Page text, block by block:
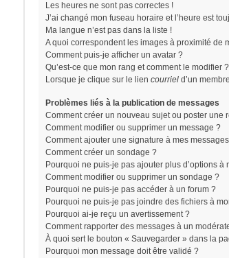
Les heures ne sont pas correctes !
J’ai changé mon fuseau horaire et l’heure est
Ma langue n’est pas dans la liste !
A quoi correspondent les images à proximité de
Comment puis-je afficher un avatar ?
Qu’est-ce que mon rang et comment le modifier ?
Lorsque je clique sur le lien courrield’un
Problèmes liés à la publication de messages
Comment créer un nouveau sujet ou poster une
Comment modifier ou supprimer un message ?
Comment ajouter une signature à mes
Comment créer un sondage ?
Pourquoi ne puis-je pas ajouter plus d’options à
Comment modifier ou supprimer un sondage ?
Pourquoi ne puis-je pas accéder à un forum ?
Pourquoi ne puis-je pas joindre des fichiers à
Pourquoi ai-je reçu un avertissement ?
Comment rapporter des messages à un
À quoi sert le bouton « Sauvegarder » dans la
Pourquoi mon message doit être validé ?